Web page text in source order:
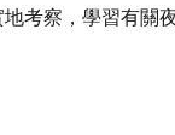
考察，學習有關